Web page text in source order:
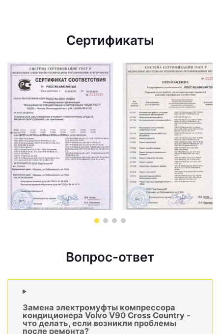
Сертификаты
Вопрос-ответ
Замена электромуфты компрессора
кондиционера Volvo V90 Cross Country -
что делать, если возникли проблемы
после ремонта?